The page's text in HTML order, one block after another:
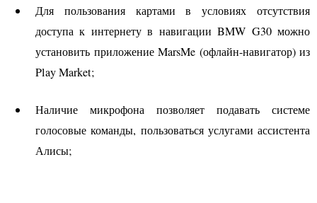
Для пользования картами в условиях отсутствия
доступа к интернету в навигацииBMW G30 можно
установить приложение MarsMe (офлайн-навигатор) из
Play Market;
Наличие микрофона позволяет подавать системе
голосовые команды, пользоваться услугами ассистента
Алисы;